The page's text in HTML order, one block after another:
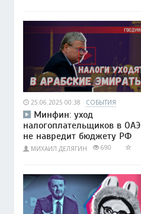
25.06.2025 00:38 СОБЫТИЯ
Минфин: уход
налогоплательщиков в ОАЭ
не навредит бюджету РФ
МИХАИЛ ДЕЛЯГИН 690